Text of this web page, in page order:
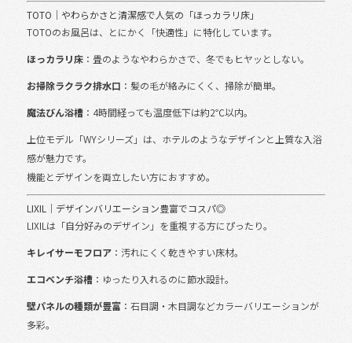
TOTO｜やわらかさと清潔感で人気の「ほっカラリ床」
TOTOのお風呂は、とにかく「快適性」に特化しています。
ほっカラリ床：畳のようなやわらかさで、冬でもヒヤッとしない。
お掃除ラクラク排水口 ：髪の毛が絡みにくく、掃除が簡単。
魔法びん浴槽：4時間経っても温度低下は約2℃以内。
上位モデル「WYシリーズ」は、ホテルのようなデザインと上質な入浴
感が魅力です。
機能とデザインを両立したい方におすすめ。
LIXIL｜デザインバリエーション豊富でコスパ◎
LIXILは「自分好みのデザイン」を重視する方にぴったり。
キレイサーモフロア：汚れにくく乾きやすい床材。
エコベンチ浴槽：ゆったり入れるのに節水設計。
壁パネルの種類が豊富：石目調・木目調などカラーバリエーションが
多彩。